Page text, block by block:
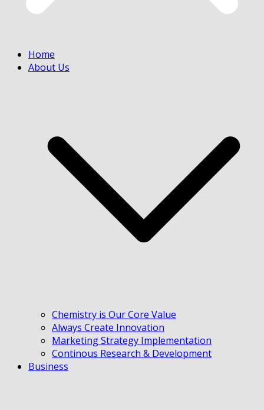
Home
About Us
Chemistry is Our Core Value
Always Create Innovation
Marketing Strategy Implementation
Continous Research & Development
Business